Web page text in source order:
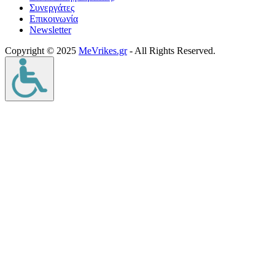
Συνεργάτες
Επικοινωνία
Νewsletter
Copyright © 2025 MeVrikes.gr- All Rights Reserved.